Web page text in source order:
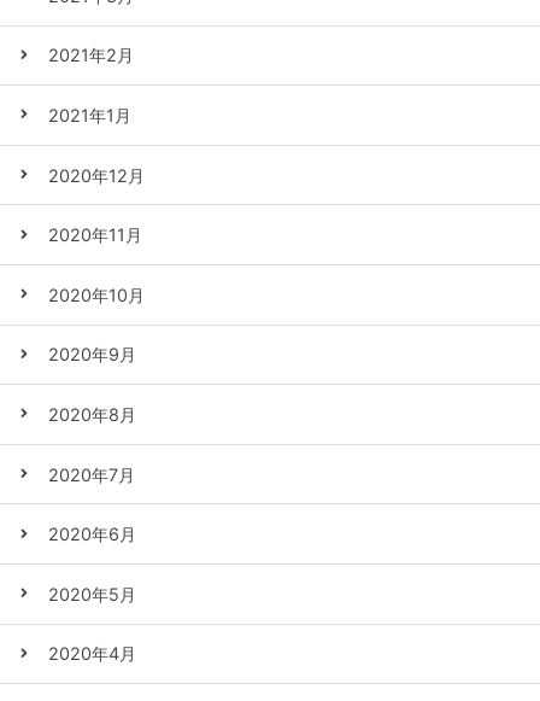
2021年2月
2021年1月
2020年12月
2020年11月
2020年10月
2020年9月
2020年8月
2020年7月
2020年6月
2020年5月
2020年4月